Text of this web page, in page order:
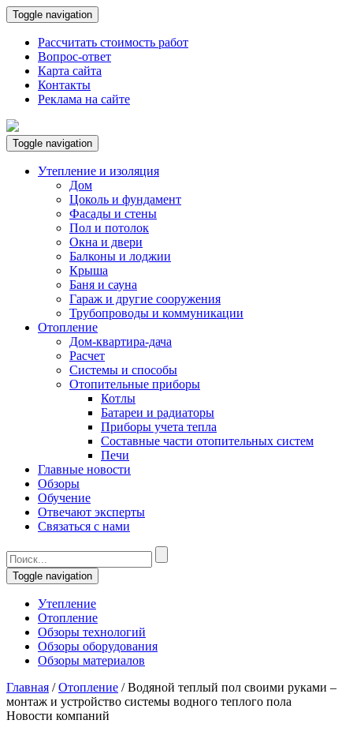
Toggle navigation
Рассчитать стоимость работ
Вопрос-ответ
Карта сайта
Контакты
Реклама на сайте
Toggle navigation
Утепление и изоляция
Дом
Цоколь и фундамент
Фасады и стены
Пол и потолок
Окна и двери
Балконы и лоджии
Крыша
Баня и сауна
Гараж и другие сооружения
Трубопроводы и коммуникации
Отопление
Дом-квартира-дача
Расчет
Системы и способы
Отопительные приборы
Котлы
Батареи и радиаторы
Приборы учета тепла
Составные части отопительных систем
Печи
Главные новости
Обзоры
Обучение
Отвечают эксперты
Связаться с нами
Toggle navigation
Утепление
Отопление
Обзоры технологий
Обзоры оборудования
Обзоры материалов
Главная /Отопление /Водяной теплый пол своими руками –
монтаж и устройство системы водного теплого пола
Новости компаний